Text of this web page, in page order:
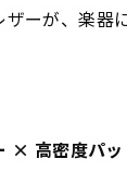
ザーが、楽器
× 高密度パッ